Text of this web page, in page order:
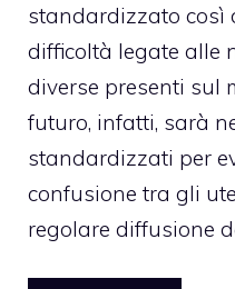
standardizzato così
difficoltà legate alle
diverse presenti sul
futuro, infatti, sarà
standardizzati per
confusione tra gli
regolare diffusione